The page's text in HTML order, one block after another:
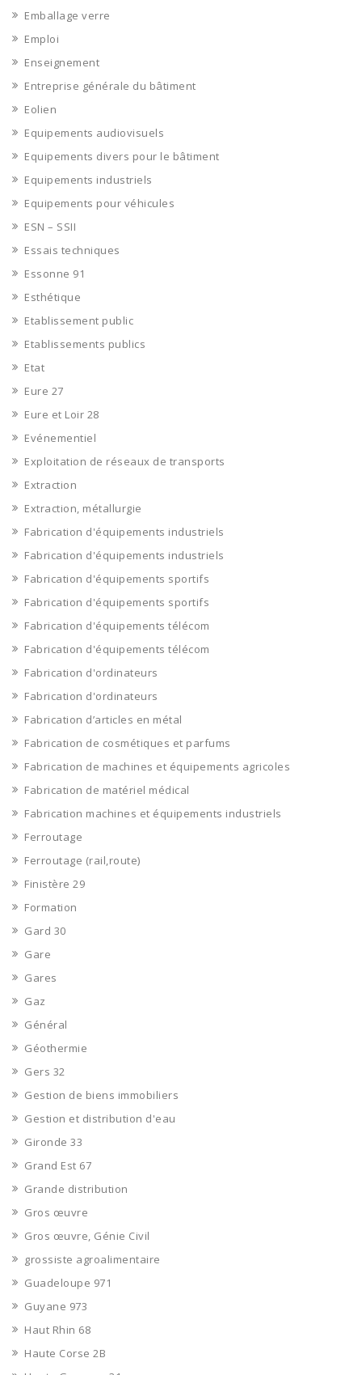
Emballage verre
Emploi
Enseignement
Entreprise générale du bâtiment
Eolien
Equipements audiovisuels
Equipements divers pour le bâtiment
Equipements industriels
Equipements pour véhicules
ESN – SSII
Essais techniques
Essonne 91
Esthétique
Etablissement public
Etablissements publics
Etat
Eure 27
Eure et Loir 28
Evénementiel
Exploitation de réseaux de transports
Extraction
Extraction, métallurgie
Fabrication d'équipements industriels
Fabrication d'équipements industriels
Fabrication d'équipements sportifs
Fabrication d'équipements sportifs
Fabrication d'équipements télécom
Fabrication d'équipements télécom
Fabrication d'ordinateurs
Fabrication d'ordinateurs
Fabrication d’articles en métal
Fabrication de cosmétiques et parfums
Fabrication de machines et équipements agricoles
Fabrication de matériel médical
Fabrication machines et équipements industriels
Ferroutage
Ferroutage (rail,route)
Finistère 29
Formation
Gard 30
Gare
Gares
Gaz
Général
Géothermie
Gers 32
Gestion de biens immobiliers
Gestion et distribution d'eau
Gironde 33
Grand Est 67
Grande distribution
Gros œuvre
Gros œuvre, Génie Civil
grossiste agroalimentaire
Guadeloupe 971
Guyane 973
Haut Rhin 68
Haute Corse 2B